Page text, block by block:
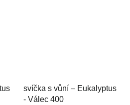
svíčka s vůní – Eukalyptus
- Válec 400